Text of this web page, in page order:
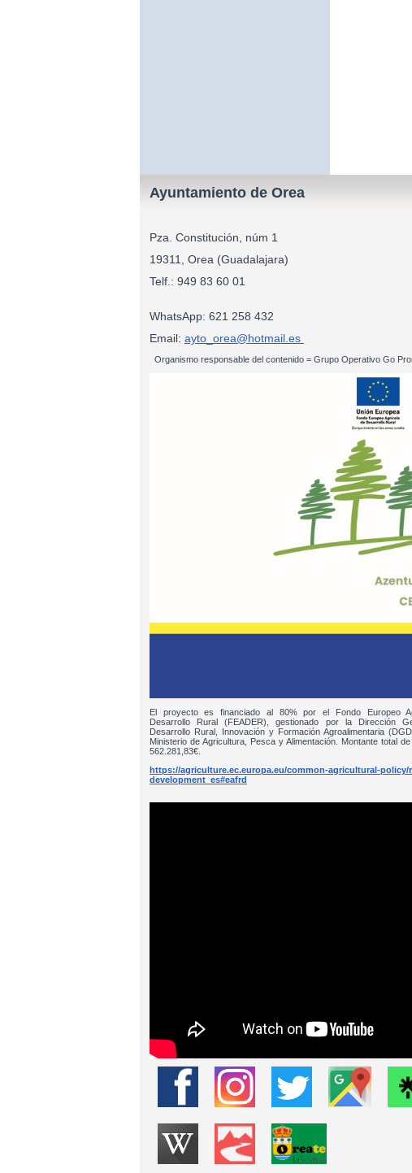
Ayuntamiento de Orea
Pza. Constitución, núm 1
19311, Orea (Guadalajara)
Telf.: 949 83 60
WhatsApp: 621 258 432
Email: ayto_orea@hotmail.es
Organismo responsable del contenido = Grupo Operativo Go
El proyecto es financiado al 80% por el Fondo Europeo
Desarrollo Rural (FEADER), gestionado por la Dirección
Desarrollo Rural, Innovación y Formación Agroalimentaria
Ministerio de Agricultura, Pesca y Alimentación. Montante total
562.281,83€.
https://agriculture.ec.europa.eu/common-agricultural-policy/
development_es#eafrd